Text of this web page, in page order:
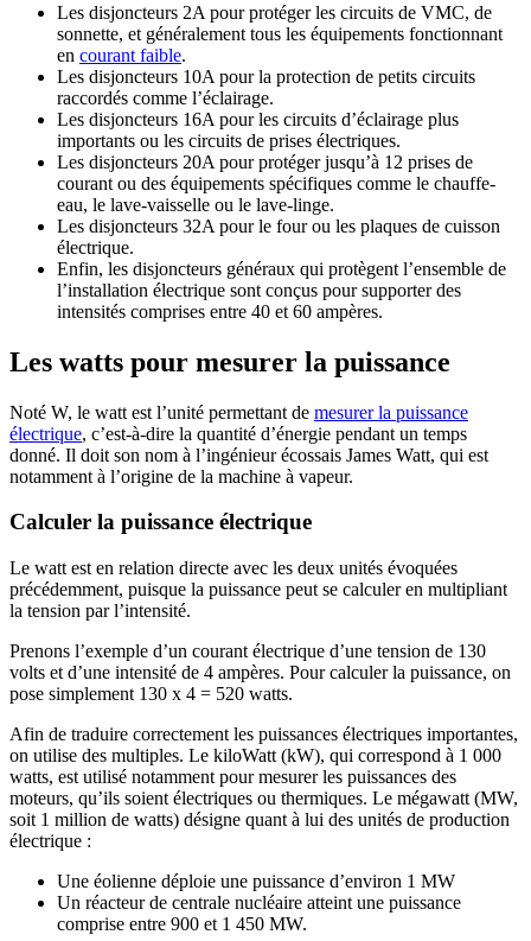
Les disjoncteurs 2A pour protéger les circuits de VMC, de
sonnette, et généralement tous les équipements fonctionnant
en courant faible.
Les disjoncteurs 10A pour la protection de petits circuits
raccordés comme l’éclairage.
Les disjoncteurs 16A pour les circuits d’éclairage plus
importants ou les circuits de prises électriques.
Les disjoncteurs 20A pour protéger jusqu’à 12 prises de
courant ou des équipements spécifiques comme le chauffe-
eau, le lave-vaisselle ou le lave-linge.
Les disjoncteurs 32A pour le four ou les plaques de cuisson
électrique.
Enfin, les disjoncteurs généraux qui protègent l’ensemble de
l’installation électrique sont conçus pour supporter des
intensités comprises entre 40 et 60 ampères.
Les watts pour mesurer la puissance
Noté W, le watt est l’unité permettant de mesurer la puissance
électrique, c’est-à-dire la quantité d’énergie pendant un temps
donné. Il doit son nom à l’ingénieur écossais James Watt, qui est
notamment à l’origine de la machine à vapeur.
Calculer la puissance électrique
Le watt est en relation directe avec les deux unités évoquées
précédemment, puisque la puissance peut se calculer en multipliant
la tension par l’intensité.
Prenons l’exemple d’un courant électrique d’une tension de 130
volts et d’une intensité de 4 ampères. Pour calculer la puissance, on
pose simplement 130 x 4 = 520 watts.
Afin de traduire correctement les puissances électriques importantes,
on utilise des multiples. Le kiloWatt (kW), qui correspond à 1 000
watts, est utilisé notamment pour mesurer les puissances des
moteurs, qu’ils soient électriques ou thermiques. Le mégawatt (MW,
soit 1 million de watts) désigne quant à lui des unités de production
électrique :
Une éolienne déploie une puissance d’environ 1 MW
Un réacteur de centrale nucléaire atteint une puissance
comprise entre 900 et 1 450 MW.